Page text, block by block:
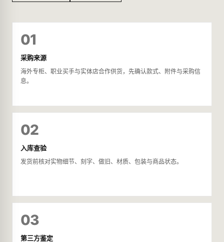
01
采购来源
海外专柜、职业买手与实体店合作供货，先确认款式、附件与采购信
息。
02
入库查验
发货前核对实物细节、刻字、做旧、材质、包装与商品状态。
03
第三方鉴定